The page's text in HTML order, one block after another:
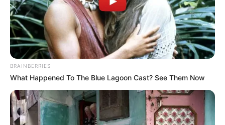
BRAINBERRIES
What Happened To The Blue Lagoon Cast? See Them Now